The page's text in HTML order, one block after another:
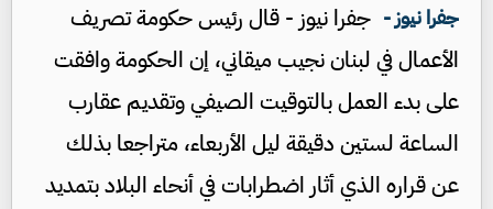
جفرا نيوز - جفرا نيوز - قال رئيس حكومة تصريف
الأعمال في لبنان نجيب ميقاني، إن الحكومة وافقت
على بدء العمل بالتوقيت الصيفي وتقديم عقارب
الساعة لستين دقيقة ليل الأربعاء، متراجعا بذلك
عن قراره الذي أثار اضطرابات في أنحاء البلاد بتمديد